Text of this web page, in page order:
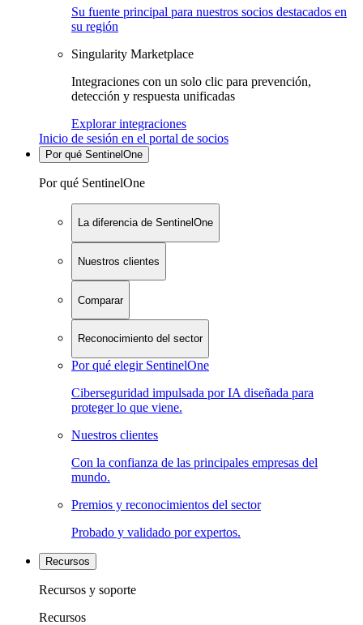
Su fuente principal para nuestros socios destacados en
su región
Singularity Marketplace
Integraciones con un solo clic para prevención,
detección y respuesta unificadas
Explorar integraciones
Inicio de sesión en el portal de socios
Por qué SentinelOne
Por qué SentinelOne
La diferencia de SentinelOne
Nuestros clientes
Comparar
Reconocimiento del sector
Por qué elegir SentinelOne
Ciberseguridad impulsada por IA diseñada para
proteger lo que viene.
Nuestros clientes
Con la confianza de las principales empresas del
mundo.
Premios y reconocimientos del sector
Probado y validado por expertos.
Recursos
Recursos y soporte
Recursos